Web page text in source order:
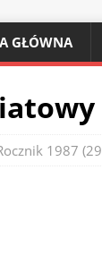
GŁÓWNA
1987